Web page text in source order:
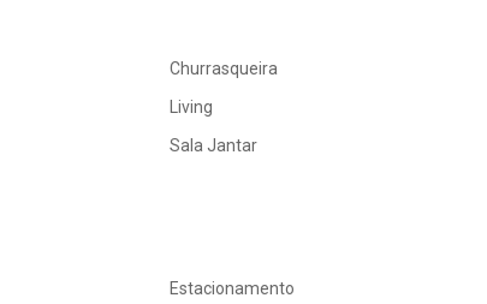
Churrasqueira
Living
Sala Jantar
Estacionamento